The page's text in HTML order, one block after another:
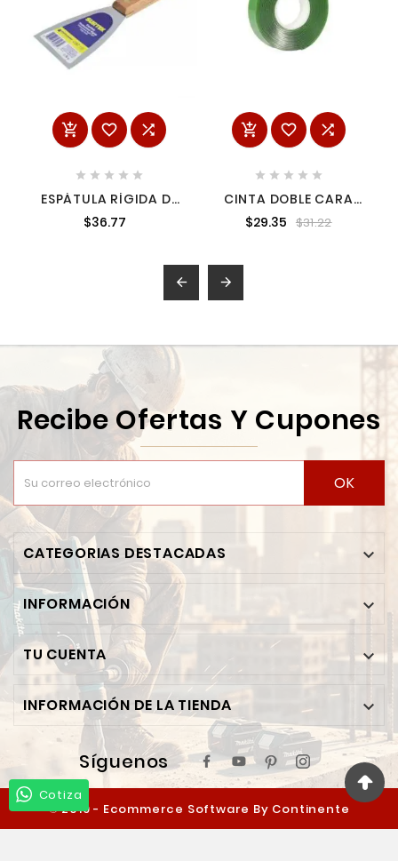
  
    
ESPÁTULA RÍGIDA DE
ACERO DE ALTO
CARBÓN CON MANGO
$36.77
  
    
CINTA DOBLE CARA
TRANSPARENTE 12 MM
SURTEK CDCT12
$29.35 $31.22
 
Recibe Ofertas Y Cupones
OK
CATEGORIAS DESTACADAS 
INFORMACIÓN 
TU CUENTA 
INFORMACIÓN DE LA TIENDA 
Síguenos
© 2019 - Ecommerce Software By Continente
Ferretero™
Cotiza